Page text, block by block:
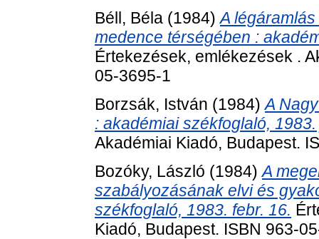
Béll, Béla (1984)A
medence térségében :
Értekezések, emlékezések .
05-3695-1
Borzsák, István (1984)A
: akadémiai székfoglaló,
Akadémiai Kiadó, Budapest.
Bozóky, László (1984)A
szabályozásának elvi és
székfoglaló, 1983. febr. 16.
Kiadó, Budapest. ISBN 963-